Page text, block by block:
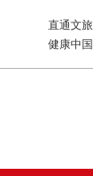
直通文旅
健康中国